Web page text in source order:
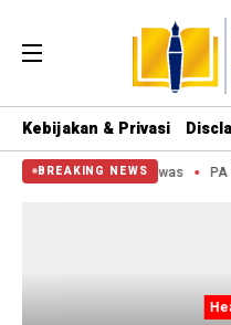
Kebijakan & Privasi
BREAKING NEWS
Kuba, 2 Orang Tewas